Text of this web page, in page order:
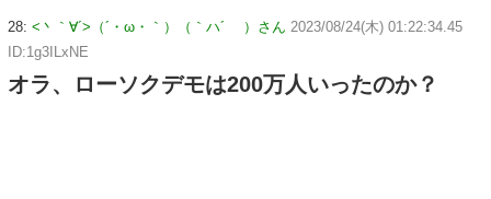
28: <丶｀∀´>（´・ω・｀）（｀ハ´ ）さん 2023/08/24(木) 01:22:34.45
ID:1g3ILxNE
オラ、ローソクデモは200万人いったのか？